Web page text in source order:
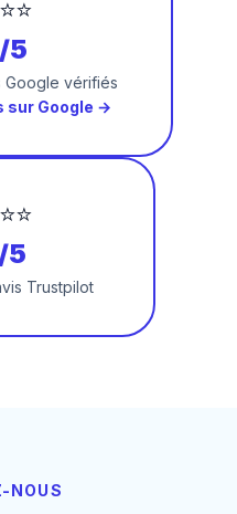
5
Google vérifiés
sur Google →
5
Trustpilot
NOUS